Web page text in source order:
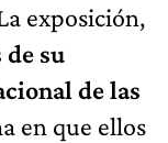
exposición,
su
de las
en que ellos